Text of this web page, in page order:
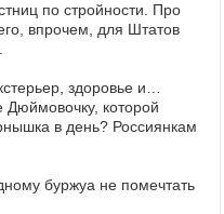
по стройности. Про
впрочем, для Штатов
здоровье и…
Дюймовочку, которой
в день? Россиянкам
буржуа не помечтать